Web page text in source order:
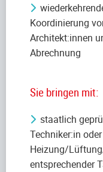
Koordinierung
Architekt:innen
Abrechnung
Sie bringen mit:
staatlich
Techniker:in
Heizung/
entsprechender